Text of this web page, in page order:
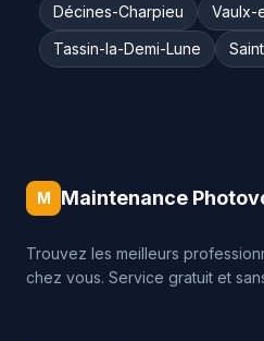
Décines-Charpieu
Vaulx-
Tassin-la-Demi-Lune
M Maintenance
Trouvez les meilleurs
chez vous. Service gratuit et